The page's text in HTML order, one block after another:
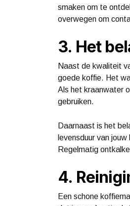
smaken om te
overwegen om
3. Het
Naast de kwaliteit
goede koffie. Het
Als het kraanwater
gebruiken.
Daarnaast is het
levensduur van
Regelmatig
4.
Een schone